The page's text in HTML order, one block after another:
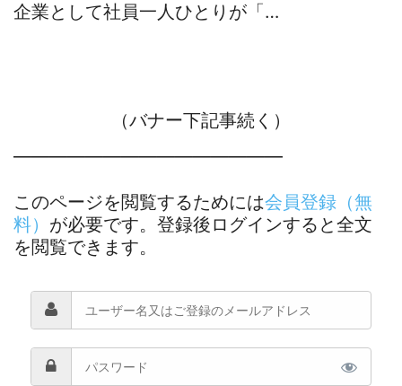
企業として社員一人ひとりが「…
（バナー下記事続く）
―――――――――――――――
このページを閲覧するためには会員登録（無
料） が必要です。登録後ログインすると全文
を閲覧できます。